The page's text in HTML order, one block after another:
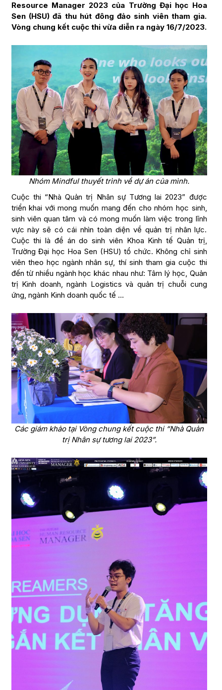
Resource Manager 2023 của Trường Đại học Hoa
Sen (HSU) đã thu hút đông đảo sinh viên tham gia.
Vòng chung kết cuộc thi vừa diễn ra ngày 16/7/2023.
Nhóm Mindful thuyết trình về dự án của mình.
Cuộc thi “Nhà Quản trị Nhân sự Tương lai 2023” được
triển khai với mong muốn mang đến cho nhóm học sinh,
sinh viên quan tâm và có mong muốn làm việc trong lĩnh
vực này sẽ có cái nhìn toàn diện về quản trị nhân lực.
Cuộc thi là đề án do sinh viên Khoa Kinh tế Quản trị,
Trường Đại học Hoa Sen (HSU) tổ chức. Không chỉ sinh
viên theo học ngành nhân sự, thí sinh tham gia cuộc thi
đến từ nhiều ngành học khác nhau như: Tâm lý học, Quản
trị Kinh doanh, ngành Logistics và quản trị chuỗi cung
ứng, ngành Kinh doanh quốc tế …
Các giám khảo tại Vòng chung kết cuộc thi “Nhà Quản
trị Nhân sự tương lai 2023”.